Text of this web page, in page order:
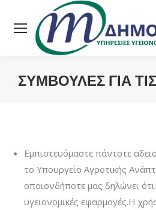
ΣΥΜΒΟΥΛΕΣ ΓΙΑ
Εμπιστευόμαστε πάντοτε
το Υπουργείο Αγροτικής
οποιονδήποτε μας δηλώνει
υγειονομικές εφαρμογές.Η